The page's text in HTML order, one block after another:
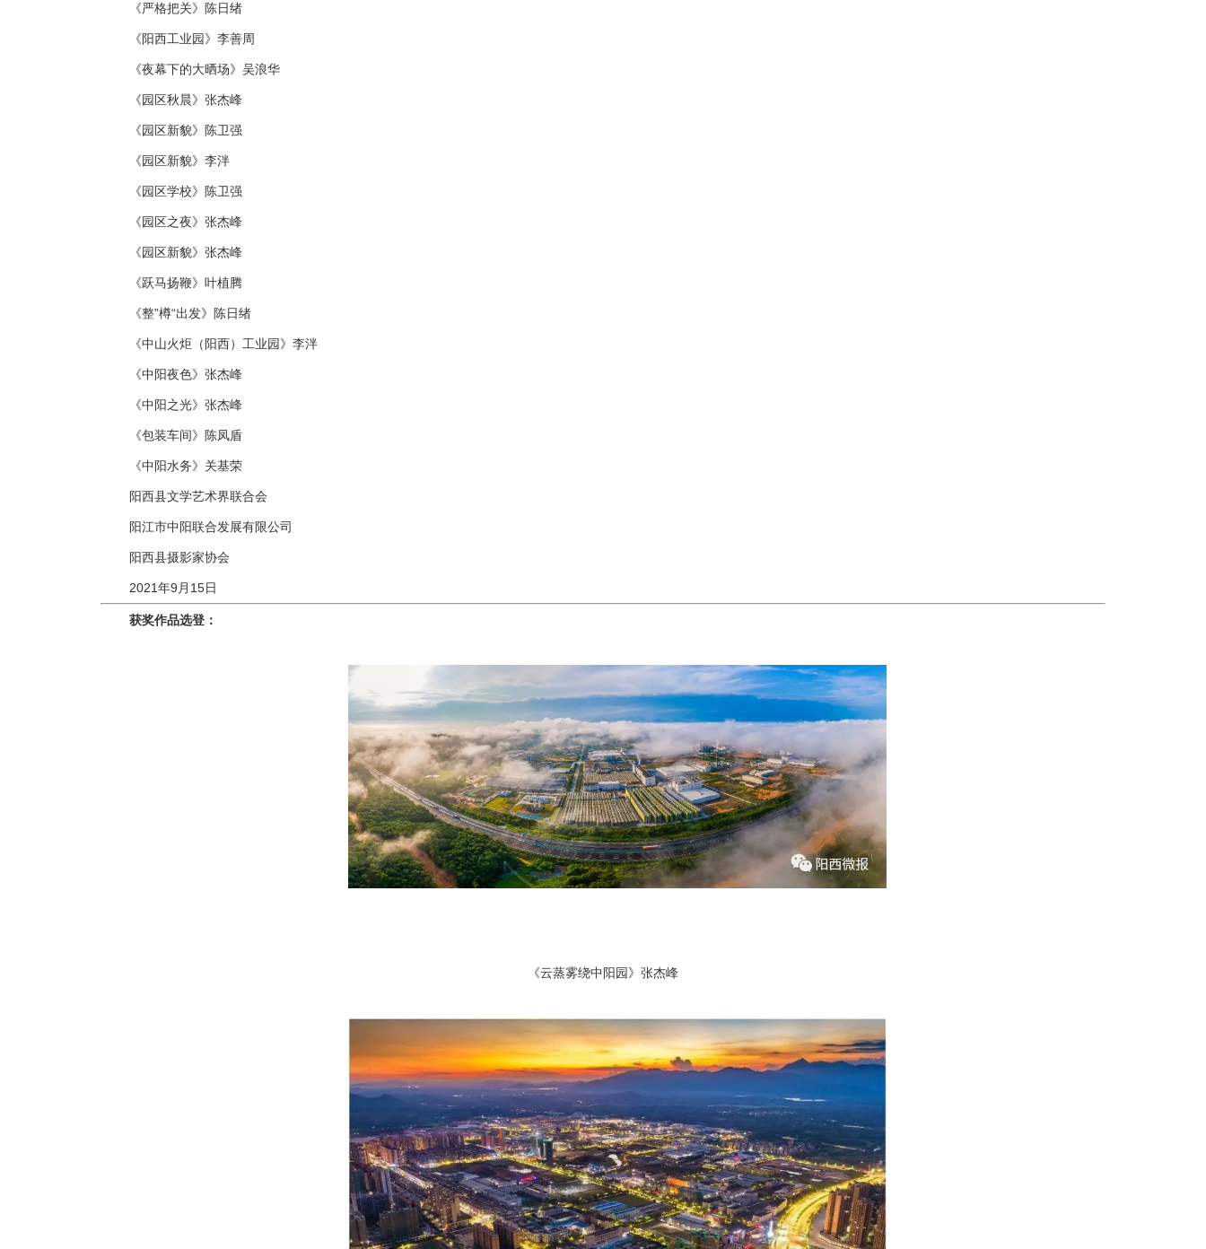
《严格把关》陈日绪
《阳西工业园》李善周
《夜幕下的大晒场》吴浪华
《园区秋晨》张杰峰
《园区新貌》陈卫强
《园区新貌》李泮
《园区学校》陈卫强
《园区之夜》张杰峰
《园区新貌》张杰峰
《跃马扬鞭》叶植腾
《整”樽“出发》陈日绪
《中山火炬（阳西）工业园》李泮
《中阳夜色》张杰峰
《中阳之光》张杰峰
《包装车间》陈凤盾
《中阳水务》关基荣
阳西县文学艺术界联合会
阳江市中阳联合发展有限公司
阳西县摄影家协会
2021年9月15日
获奖作品选登：
《云蒸雾绕中阳园》张杰峰